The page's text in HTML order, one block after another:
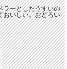
ラーとしたうすいの
おいしい。おどろい